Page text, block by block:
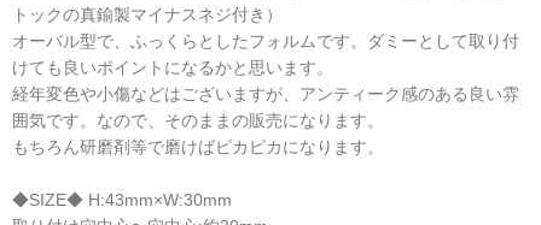
トックの真鍮製マイナスネジ付き）
オーバル型で、ふっくらとしたフォルムです。ダミーとして取り付
けても良いポイントになるかと思います。
経年変色や小傷などはございますが、アンティーク感のある良い雰
囲気です。なので、そのままの販売になります。
もちろん研磨剤等で磨けばピカピカになります。
◆SIZE◆ H:43mm×W:30mm